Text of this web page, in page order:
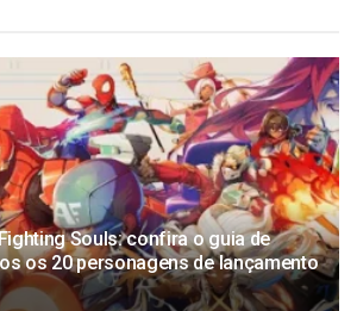
Souls: confira o guia de
os 20 personagens de lançamento